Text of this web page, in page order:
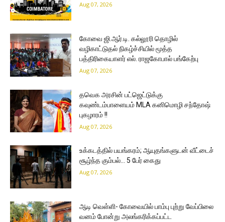
Aug 07, 2026
கோவை ஜி.ஆர்.டி. கல்லூரி தொழில்
வழிகாட்டுதல் நிகழ்ச்சியில் மூத்த
பத்திரிகையாளர் எல். ராஜகோபால் பங்கேற்பு
Aug 07, 2026
தவெக அரசின் பட்ஜெட்டுக்கு
கவுண்டம்பாளையம் MLA கனிமொழி சந்தோஷ்
புகழாரம் !!
Aug 07, 2026
உக்கடத்தில் பயங்கரம்; ஆயுதங்களுடன் வீட்டைச்
சூழ்ந்த கும்பல்… 5 பேர் கைது
Aug 07, 2026
ஆடி வெள்ளி- கோவையில் பாம்பு புற்று வேப்பிலை
வனம் போன்று அலங்கரிக்கப்பட்ட